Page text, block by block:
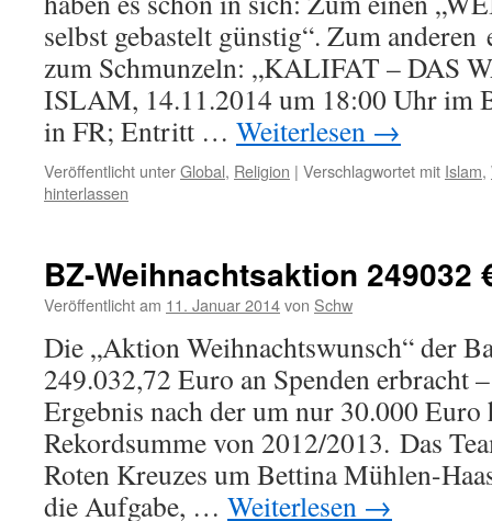
selbst gebastelt günstig“. Zum
zum Schmunzeln: „KALIFAT – DAS
ISLAM, 14.11.2014 um 18:00 Uhr im
in FR; Entritt … Weiterlesen →
Veröffentlicht unterGlobal, Religion | Verschlagwortet mit Islam,
hinterlassen
BZ-Weihnachtsaktion 249032
Veröffentlicht am 11. Januar 2014von Schw
Die „Aktion Weihnachtswunsch“ der
249.032,72 Euro an Spenden erbracht
Ergebnis nach der um nur 30.000 Euro
Rekordsumme von 2012/2013. Das
Roten Kreuzes um Bettina Mühlen-
die Aufgabe, … Weiterlesen →